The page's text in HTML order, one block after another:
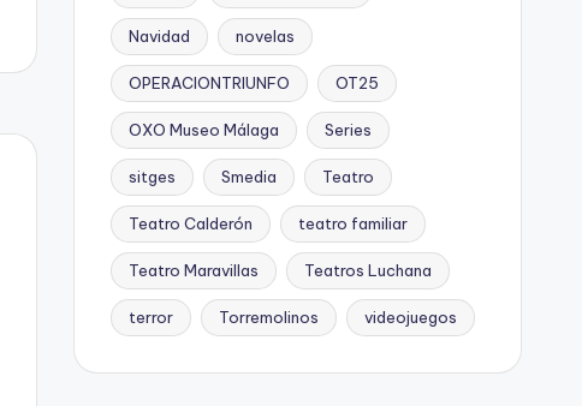
Navidad novelas
OPERACIONTRIUNFO OT25
OXO Museo Málaga Series
sitges Smedia Teatro
Teatro Calderón teatro familiar
Teatro Maravillas Teatros Luchana
terror Torremolinos videojuegos